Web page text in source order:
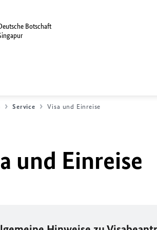
Botschaft
Service Visa und Einreise
und Einreise